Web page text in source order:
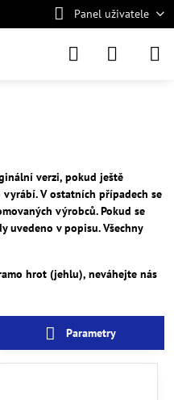
Panel uživatele
verzi, pokud ještě
V ostatních případech se
výrobců. Pokud se
uvedeno v popisu. Všechny
hrot (jehlu), neváhejte nás
Parametry